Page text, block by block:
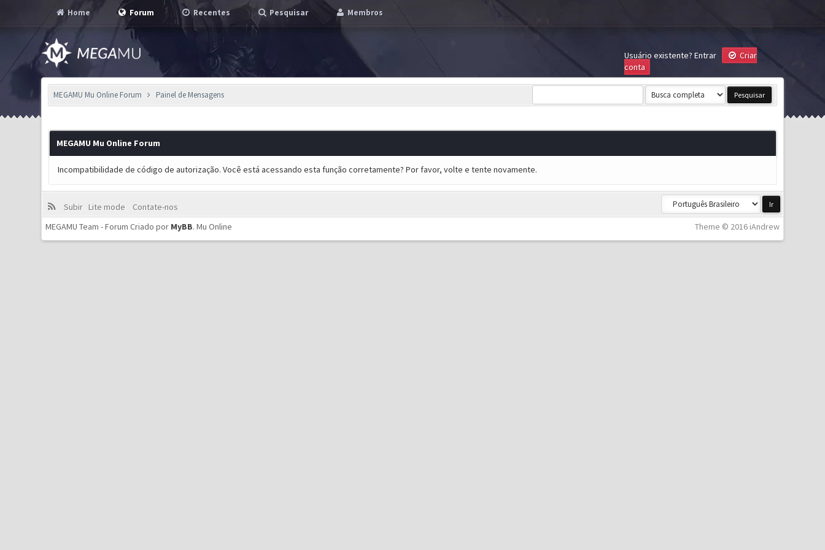
Home Forum Recentes Pesquisar Membros
Usuário existente? Entrar
Criar
conta
MEGAMU Mu Online Forum Painel de Mensagens
MEGAMU Mu Online Forum
Incompatibilidade de código de autorização. Você está acessando esta função corretamente? Por favor, volte e tente novamente.
Subir Lite mode
Contate-nos
Theme © 2016 iAndrew
MEGAMU Team - Forum Criado por MyBB.Mu Online